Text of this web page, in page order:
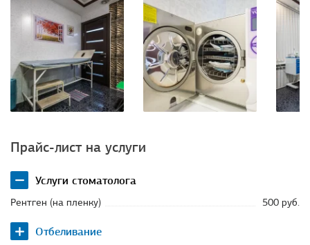
Прайс-лист на услуги
Услуги стоматолога
Рентген (на пленку) 500 руб.
Отбеливание